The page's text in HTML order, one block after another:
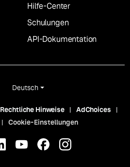
Hilfe-Center
Schulungen
API-Dokumentation
Deutsch
Rechtliche Hinweise
AdChoices
Cookie-Einstellungen